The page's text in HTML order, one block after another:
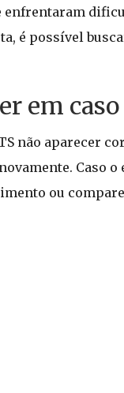
enfrentaram
é possível
em
não aparecer
Caso
ou